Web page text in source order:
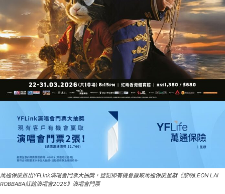
萬通保險推出YFLink演唱會門票大抽獎，登記即有機會贏取萬通保險呈獻《黎明LEON LAI
ROBBABA紅館演唱會2026》演唱會門票